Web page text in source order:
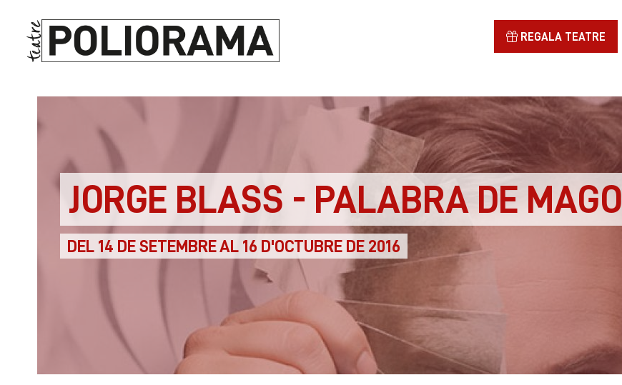
REGALA TEATRE
JORGE BLASS - PALABRA DE MAGO
DEL 14 DE SETEMBRE AL 16 D'OCTUBRE DE 2016